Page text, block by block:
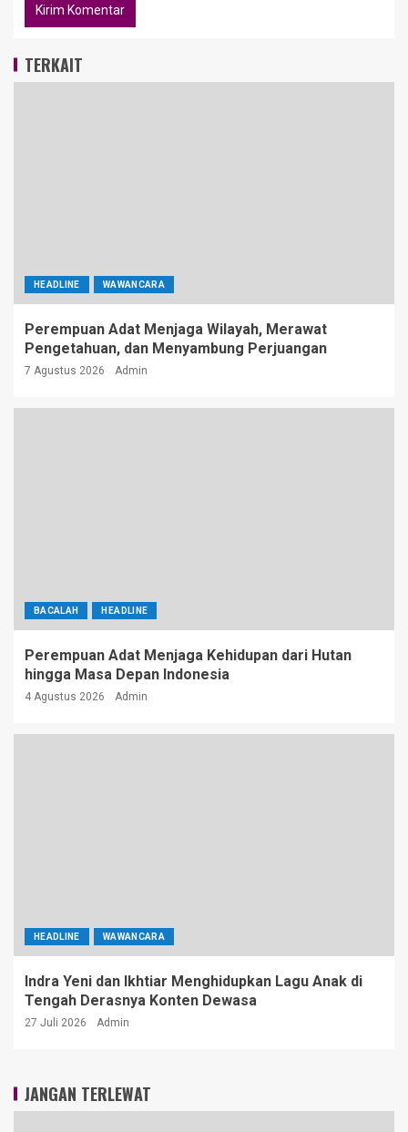
TERKAIT
HEADLINE WAWANCARA
Perempuan Adat Menjaga Wilayah, Merawat
Pengetahuan, dan Menyambung Perjuangan
7 Agustus 2026 Admin
BACALAH HEADLINE
Perempuan Adat Menjaga Kehidupan dari Hutan
hingga Masa Depan Indonesia
4 Agustus 2026 Admin
HEADLINE WAWANCARA
Indra Yeni dan Ikhtiar Menghidupkan Lagu Anak di
Tengah Derasnya Konten Dewasa
27 Juli 2026 Admin
JANGAN TERLEWAT